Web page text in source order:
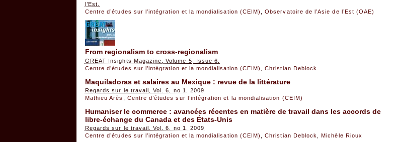
l’Est.
Centre d’études sur l’intégration et la mondialisation (CEIM)
,Observatoire de l’Asie de l’Est (OAE)
From regionalism to cross-regionalism
GREAT Insights Magazine, Volume 5, Issue 6.
Centre d’études sur l’intégration et la mondialisation (CEIM)
,Christian Deblock
Maquiladoras et salaires au Mexique : revue de la littérature
Regards sur le travail, Vol. 6, no 1, 2009
Mathieu Arès
Centre d’études sur l’intégration et la mondialisation (CEIM)
Humaniser le commerce : avancées récentes en matière de travail dans les accords de
libre-échange du Canada et des États-Unis
Regards sur le travail, Vol. 6, no 1, 2009
Centre d’études sur l’intégration et la mondialisation (CEIM)
,Christian Deblock ,Michèle Rioux